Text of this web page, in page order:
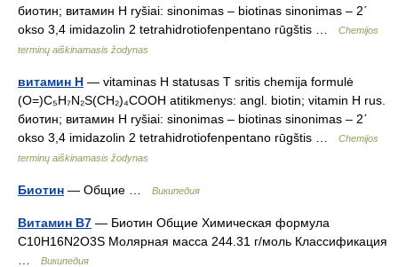
биотин; витамин H ryšiai: sinonimas – biotinas sinonimas – 2ˊ
okso 3,4 imidazolin 2 tetrahidrotiofenpentano rūgštis …
Chemijos
terminų aiškinamasis žodynas
витамин H — vitaminas H statusas T sritis chemija formulė
(O=)C₅H₇N₂S(CH₂)₄COOH atitikmenys: angl. biotin; vitamin H rus.
биотин; витамин H ryšiai: sinonimas – biotinas sinonimas – 2ˊ
okso 3,4 imidazolin 2 tetrahidrotiofenpentano rūgštis …
Chemijos
terminų aiškinamasis žodynas
Биотин — Общие … Википедия
Витамин B7 — Биотин Общие Химическая формула
C10H16N2O3S Молярная масса 244.31 г/моль Классификация
Википедия